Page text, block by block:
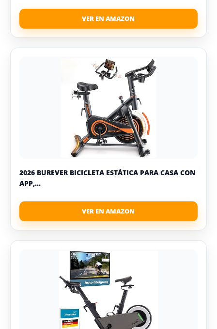
2026 BUREVER BICICLETA ESTÁTICA PARA CASA CON
APP,...